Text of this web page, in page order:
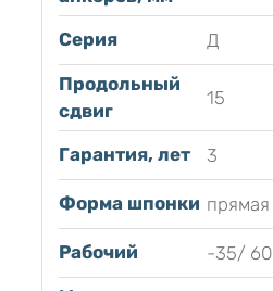
Серия
Д
Продольный
сдвиг
15
Гарантия, лет 3
Форма шпонки прямая
Рабочий
-35/ 60